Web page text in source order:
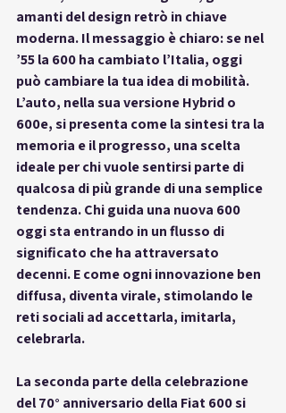
amanti del design retrò in chiave
moderna. Il messaggio è chiaro: se nel
’55 la 600 ha cambiato l’Italia, oggi
può cambiare la tua idea di mobilità.
L’auto, nella sua versione Hybrid o
600e, si presenta come la sintesi tra la
memoria e il progresso, una scelta
ideale per chi vuole sentirsi parte di
qualcosa di più grande di una semplice
tendenza. Chi guida una nuova 600
oggi sta entrando in un flusso di
significato che ha attraversato
decenni. E come ogni innovazione ben
diffusa, diventa virale, stimolando le
reti sociali ad accettarla, imitarla,
celebrarla.
La seconda parte della celebrazione
del 70° anniversario della Fiat 600 si